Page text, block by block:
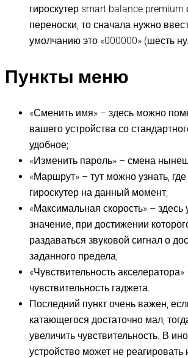
гироскутер smart balance premium
переноски, то сначала нужно
умолчанию это «000000» (шесть
Пункты меню
«Сменить имя» – здесь можно
вашего устройства со
удобное;
«Изменить пароль» – смена
«Маршрут» – тут можно узнать,
гироскутер на данный момент;
«Максимальная скорость» – здесь
значение, при достижении
раздаваться звуковой сигнал о
заданного предела;
«Чувствительность акселератора»
чувствительность гаджета.
Последний пункт очень важен,
катающегося достаточно мал,
увеличить чувствительность. В
устройство может не